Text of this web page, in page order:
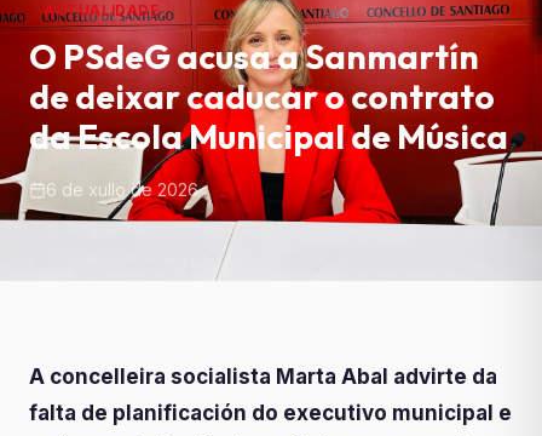
ACTUALIDADE
O PSdeG acusa a Sanmartín
de deixar caducar o contrato
da Escola Municipal de Música
6 de xullo de 2026
A concelleira socialista Marta Abal advirte da
falta de planificación do executivo municipal e